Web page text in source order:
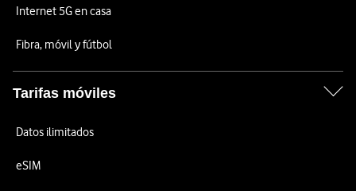
Internet 5G en casa
Fibra, móvil y fútbol
Tarifas móviles
Datos ilimitados
eSIM